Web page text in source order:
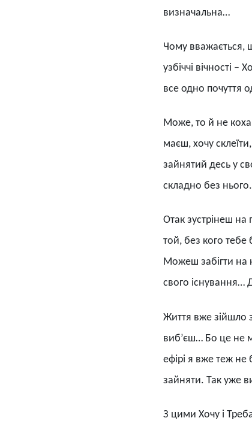
визначальна…
Чому вважається,
узбіччі вічності
все одно почуття
Може, то й не
маєш, хочу
зайнятий десь у
складно без
Отак зустрінеш на
той, без кого
Можеш забігти на
свого існування…
Життя вже зійшло
виб’єш… Бо це не
ефірі я вже теж
зайняти. Так уже
З цими Хочу і